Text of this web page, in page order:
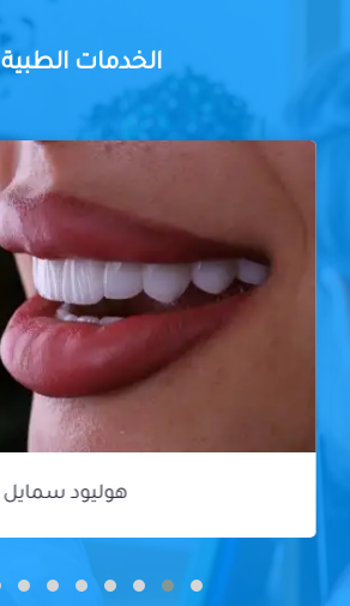
الخدمات الطبية
هوليود سمايل